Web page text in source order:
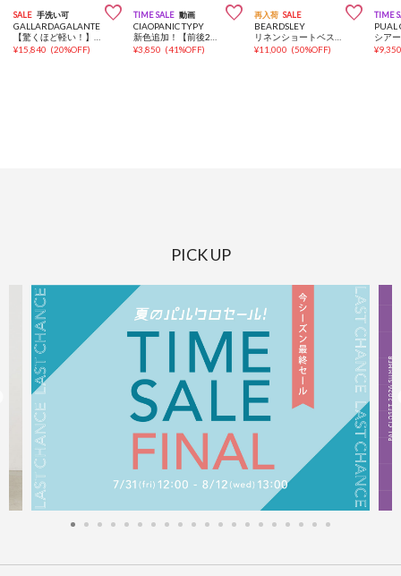
SALE 手洗い可 
GALLARDAGALANTE
¥15,840 (20%OFF)
TIME SALE 動画 
CIAOPANIC TYPY
¥3,850 (41%OFF)
再入荷 SALE 
BEARDSLEY
¥11,000 (50%OFF)
TIME
PUAL
¥
PICK UP